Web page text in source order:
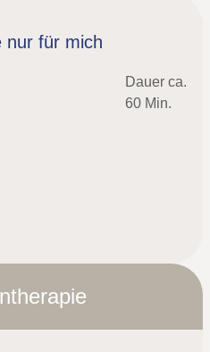
nur für mich
Dauer ca.
60 Min.